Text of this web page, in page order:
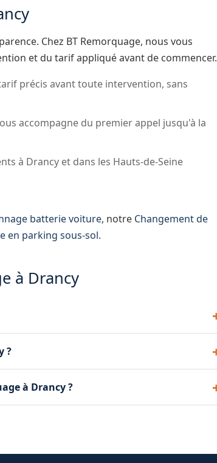
Chez BT Remorquage, nous vous
et du tarif appliqué avant de commencer.
précis avant toute intervention, sans
accompagne du premier appel jusqu'à la
à Drancy et dans les Hauts-de-Seine
batterie voiture, notre Changement de
en parking sous-sol.
à Drancy
ni surprise à l'arrivée.
?
aussi vous recommander un garage de
à Drancy ?